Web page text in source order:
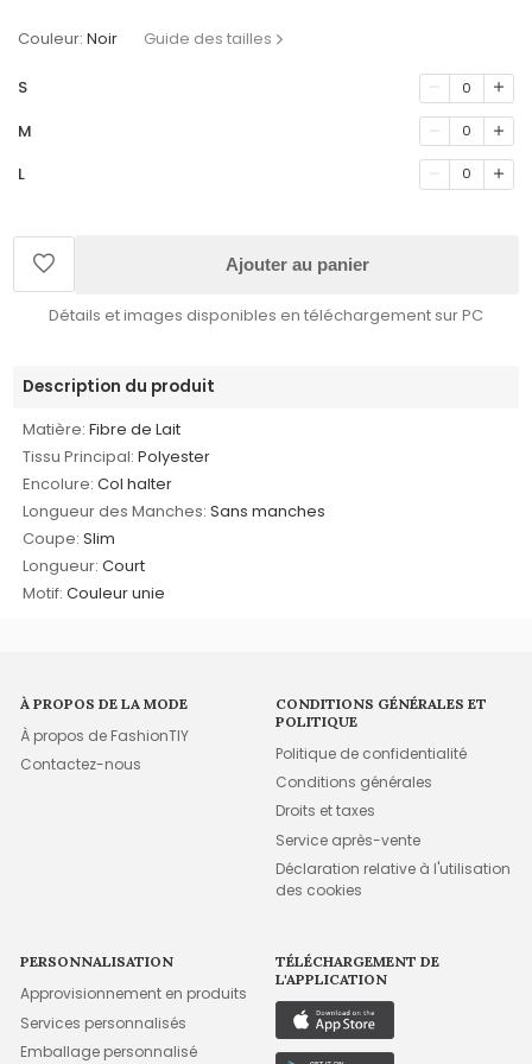
Couleur: Noir Guide des tailles
S 0
M 0
L 0
Ajouter au panier
Détails et images disponibles en téléchargement sur PC
Description du produit
Matière: Fibre de Lait
Tissu Principal: Polyester
Encolure: Col halter
Longueur des Manches: Sans manches
Coupe: Slim
Longueur: Court
Motif: Couleur unie
À PROPOS DE LA MODE
À propos de FashionTIY
Contactez-nous
CONDITIONS GÉNÉRALES ET
POLITIQUE
Politique de confidentialité
Conditions générales
Droits et taxes
Service après-vente
Déclaration relative à l'utilisation
des cookies
PERSONNALISATION
Approvisionnement en produits
Services personnalisés
Emballage personnalisé
TÉLÉCHARGEMENT DE
L'APPLICATION